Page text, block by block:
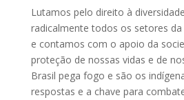
Lutamos pelo direito à
radicalmente todos os setores da
e contamos com o apoio da
proteção de nossas vidas e de
Brasil pega fogo e são os
respostas e a chave para